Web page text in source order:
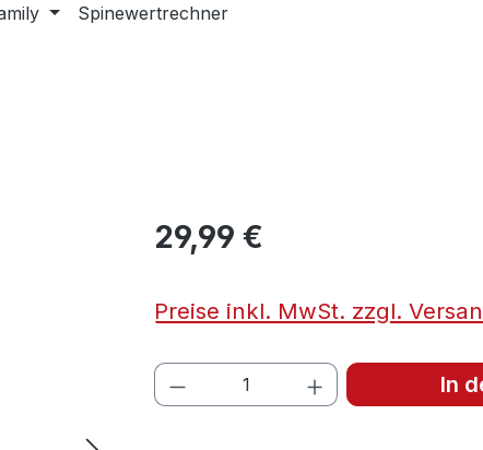
Spinewertrechner
29,99 €
Preise inkl. MwSt. zzgl.
Produkt Anzahl: Gib den
In